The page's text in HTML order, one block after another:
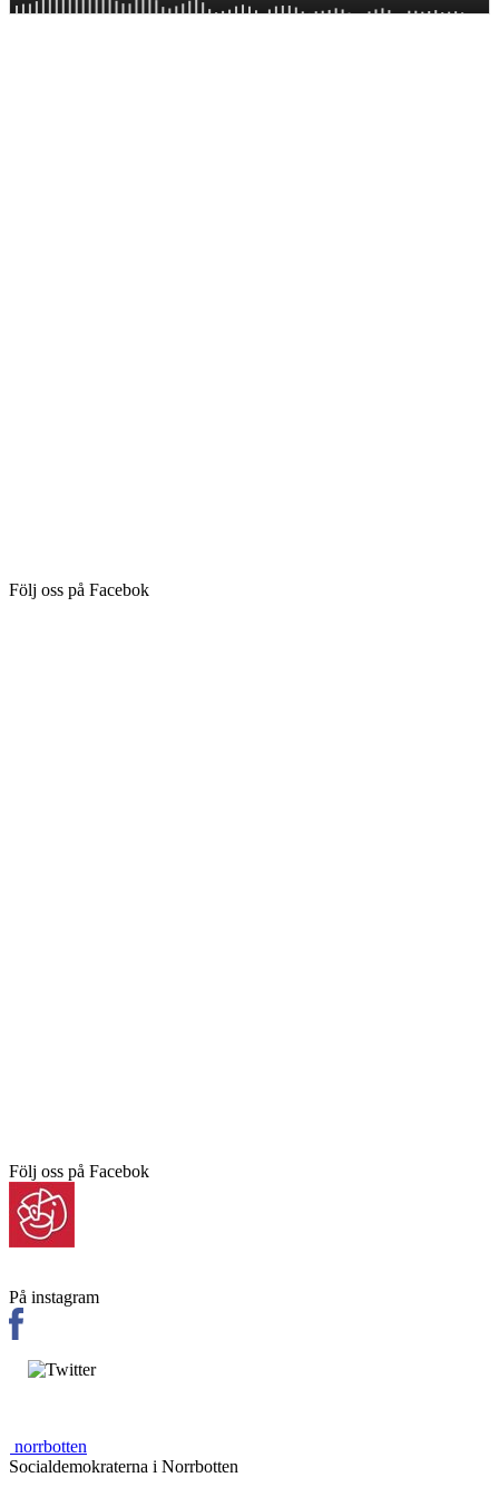
Följ oss på Facebok
Följ oss på Facebok
På instagram
norrbotten
Socialdemokraterna i Norrbotten